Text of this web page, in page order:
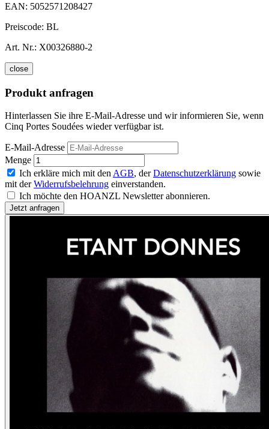
EAN: 5052571208427
Preiscode: BL
Art. Nr.: X00326880-2
close
Produkt anfragen
Hinterlassen Sie ihre E-Mail-Adresse und wir informieren Sie, wenn
Cinq Portes Soudées wieder verfügbar ist.
E-Mail-Adresse
Menge
Ich erkläre mich mit den AGB, derDatenschutzerklärung sowie
mit derWiderrufsbelehrung einverstanden.
Ich möchte den HOANZL Newsletter abonnieren.